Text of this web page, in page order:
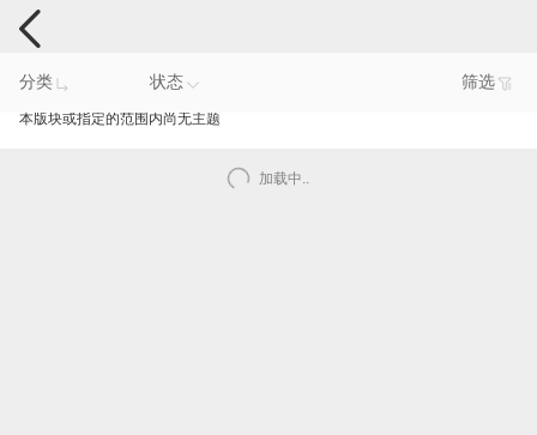
手机反馈
分类 状态 筛选
本版块或指定的范围内尚无主题
加载中..